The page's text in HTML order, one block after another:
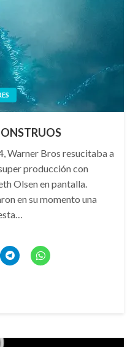
Warner Bros resucitaba a
producción con
Olsen en pantalla.
en su momento una